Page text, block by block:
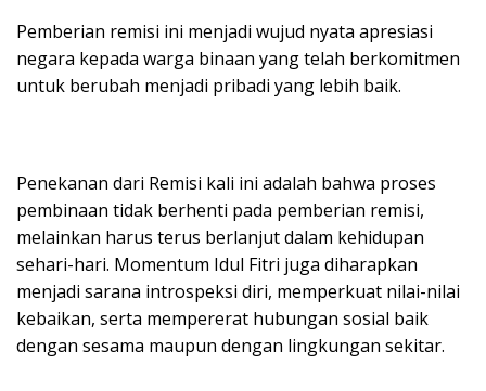
Pemberian remisi ini menjadi wujud nyata apresiasi
negara kepada warga binaan yang telah berkomitmen
untuk berubah menjadi pribadi yang lebih baik.
Penekanan dari Remisi kali ini adalah bahwa proses
pembinaan tidak berhenti pada pemberian remisi,
melainkan harus terus berlanjut dalam kehidupan
sehari-hari. Momentum Idul Fitri juga diharapkan
menjadi sarana introspeksi diri, memperkuat nilai-nilai
kebaikan, serta mempererat hubungan sosial baik
dengan sesama maupun dengan lingkungan sekitar.